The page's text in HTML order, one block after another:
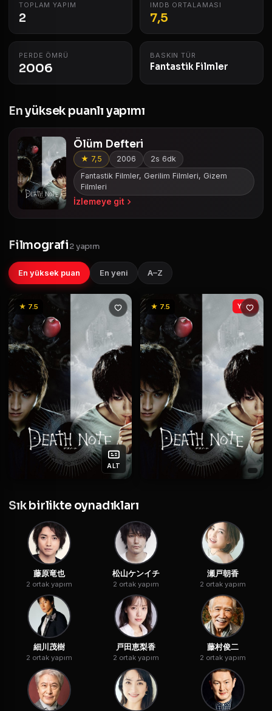
TOPLAM YAPIM
2
IMDB ORTALAMASI
7,5
PERDE ÖMRÜ
2006
BASKIN TÜR
Fantastik Filmler
En yüksek puanlı yapımı
Ölüm Defteri
★ 7,5 2006
2s 6dk
Fantastik Filmler, Gerilim Filmleri, Gizem
Filmleri
İzlemeye git
Filmografi2 yapım
En yüksek puan En yeni A–Z
★ 7.5
ALT
★ 7.5 YENİ
Sık birlikte oynadıkları
藤原竜也
2 ortak yapım
松山ケンイチ
2 ortak yapım
瀬戸朝香
2 ortak yapım
細川茂樹
2 ortak yapım
戸田恵梨香
2 ortak yapım
藤村俊二
2 ortak yapım